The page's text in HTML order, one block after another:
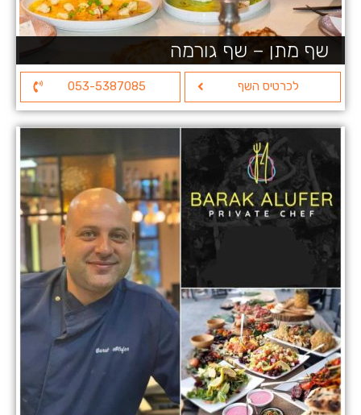
שף מתן – שף גורמה
לכרטיס השף 053-5387085